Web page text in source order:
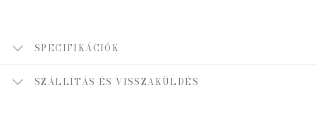
SPECIFIKÁCIÓK
SZÁLLÍTÁS ÉS VISSZAKÜLDÉS